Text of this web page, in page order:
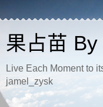
果占苗
Live Each Moment to
jamel_zysk